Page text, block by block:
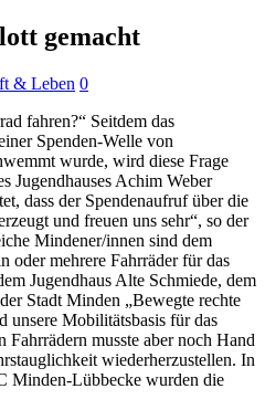
gemacht
& Leben 0
fahren?“ Seitdem das
Spenden-Welle von
wurde, wird diese Frage
Jugendhauses Achim Weber
dass der Spendenaufruf über die
und freuen uns sehr“, so der
Mindener/innen sind dem
oder mehrere Fahrräder für das
Jugendhaus Alte Schmiede, dem
Stadt Minden „Bewegte rechte
unsere Mobilitätsbasis für das
Fahrrädern musste aber noch Hand
wiederherzustellen. In
Minden-Lübbecke wurden die